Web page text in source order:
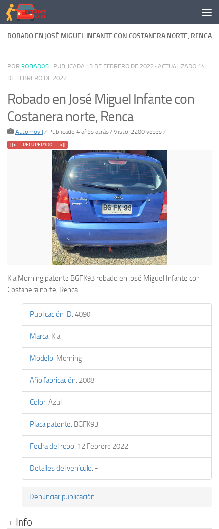
Saltar al contenido
ROBADO EN JOSÉ MIGUEL INFANTE CON COSTANERA NORTE, RENCA
POR ROBADOS · PUBLICADA 13 DE FEBRERO DE 2022 · ACTUALIZADO 14
DE FEBRERO DE 2022
Robado en José Miguel Infante con
Costanera norte, Renca
Automóvil / Publicado 4 años atrás / Visto: 2200 veces /
||> RECUPERADO <||
Kia Morning patente BGFK93 robado en José Miguel Infante con
Costanera norte, Renca
Publicación ID: 4090
Marca: Kia
Modelo: Morning
Año fabricación: 2008
Color: Azul
Placa patente: BGFK93
Fecha del robo: 12 Febrero 2022
Detalles del vehículo: -
Denunciar publicación
+ Info